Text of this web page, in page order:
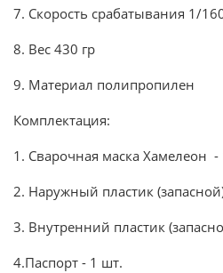
7. Скорость срабатывания 1/
8. Вес 430 гр
9. Материал полипропилен
Комплектация:
1. Сварочная маска Хамелеон -
2. Наружный пластик
3. Внутренний пластик
4.Паспорт - 1 шт.